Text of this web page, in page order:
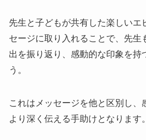
先生と子どもが共有した楽しいエ
セージに取り入れることで、先生
出を振り返り、感動的な印象を持
う。
これはメッセージを他と区別し、
より深く伝える手助けとなります。